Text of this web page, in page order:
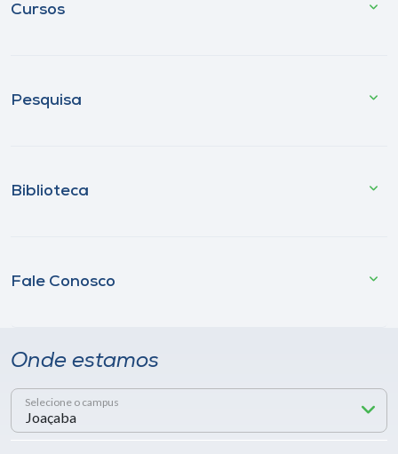
Cursos
Pesquisa
Biblioteca
Fale Conosco
Onde estamos
Selecione o campus